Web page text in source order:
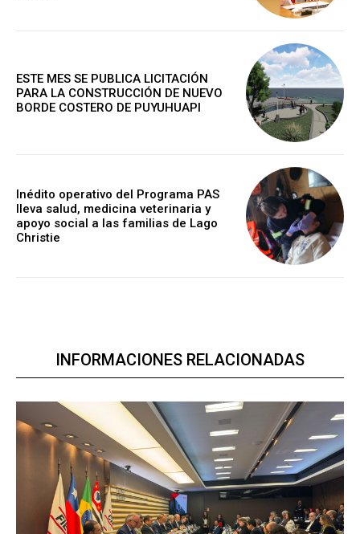
ESTE MES SE PUBLICA LICITACIÓN
PARA LA CONSTRUCCIÓN DE NUEVO
BORDE COSTERO DE PUYUHUAPI
Inédito operativo del Programa PAS
lleva salud, medicina veterinaria y
apoyo social a las familias de Lago
Christie
INFORMACIONES RELACIONADAS